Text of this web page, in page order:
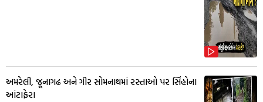
અમરેલી, જૂનાગઢ અને ગીર સોમનાથમાં રસ્તાઓ પર સિંહોના
આંટાફેરા